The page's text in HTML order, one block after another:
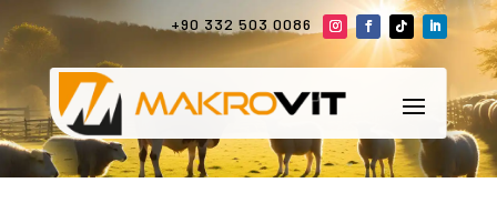
+90 332 503 0086